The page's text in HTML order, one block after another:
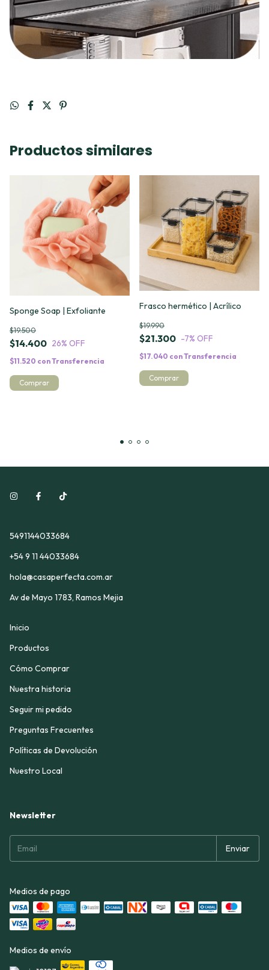
Productos similares
Sponge Soap | Exfoliante
$14.400
$19.500
26% OFF
$11.520 conTransferencia
Frasco hermético | Acrílico
$21.300
$19.990
-7% OFF
$17.040 conTransferencia
Comprar
5491144033684
+54 9 11 44033684
hola@casaperfecta.com.ar
Av de Mayo 1783, Ramos Mejia
Inicio
Productos
Cómo Comprar
Nuestra historia
Seguir mi pedido
Preguntas Frecuentes
Políticas de Devolución
Nuestro Local
Newsletter
Medios de pago
Medios de envío